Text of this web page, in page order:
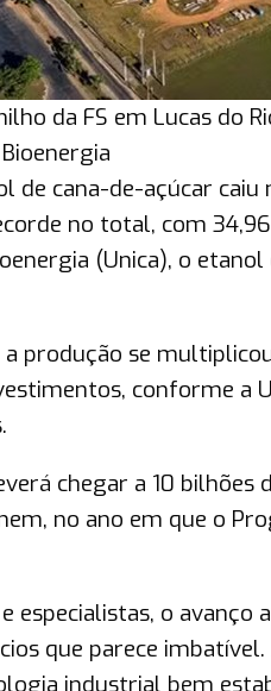
da FS em Lucas do
de cana-de-açúcar
no total, com
(Unica), o
a produção se
conforme a
chegar a 10
no ano em que o
especialistas, o
que parece
industrial bem